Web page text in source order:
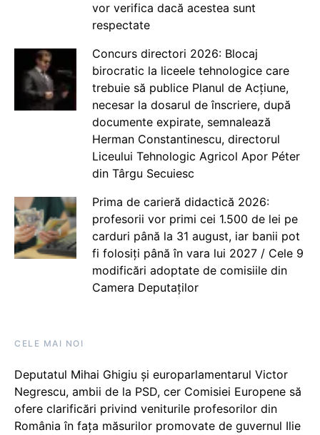
vor verifica dacă acestea sunt
respectate
Concurs directori 2026: Blocaj
birocratic la liceele tehnologice care
trebuie să publice Planul de Acțiune,
necesar la dosarul de înscriere, după
documente expirate, semnalează
Herman Constantinescu, directorul
Liceului Tehnologic Agricol Apor Péter
din Târgu Secuiesc
Prima de carieră didactică 2026:
profesorii vor primi cei 1.500 de lei pe
carduri până la 31 august, iar banii pot
fi folosiți până în vara lui 2027 / Cele 9
modificări adoptate de comisiile din
Camera Deputaților
CELE MAI NOI
Deputatul Mihai Ghigiu și europarlamentarul Victor
Negrescu, ambii de la PSD, cer Comisiei Europene să
ofere clarificări privind veniturile profesorilor din
România în fața măsurilor promovate de guvernul Ilie